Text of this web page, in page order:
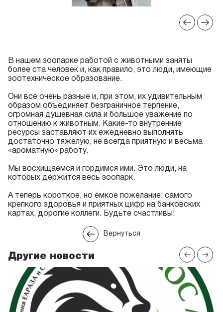
В нашем зоопарке работой с животными заняты
более ста человек и, как правило, это люди, имеющие
зоотехническое образование.
Они все очень разные и, при этом, их удивительным
образом объединяет безграничное терпение,
огромная душевная сила и большое уважение по
отношению к животным. Какие-то внутренние
ресурсы заставляют их ежедневно выполнять
достаточно тяжелую, не всегда приятную и весьма
«ароматную» работу.
Мы восхищаемся и гордимся ими. Это люди, на
которых держится весь зоопарк.
А теперь короткое, но ёмкое пожелание: самого
крепкого здоровья и приятных цифр на банковских
картах, дорогие коллеги. Будьте счастливы!
Вернуться
Другие новости